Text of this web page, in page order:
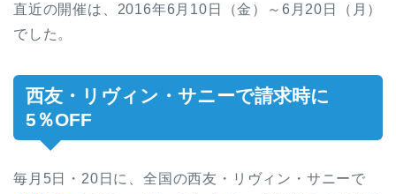
直近の開催は、2016年6月10日（金）～6月20日（月）
でした。
西友・リヴィン・サニーで請求時に
5％OFF
毎月5日・20日に、全国の西友・リヴィン・サニーで